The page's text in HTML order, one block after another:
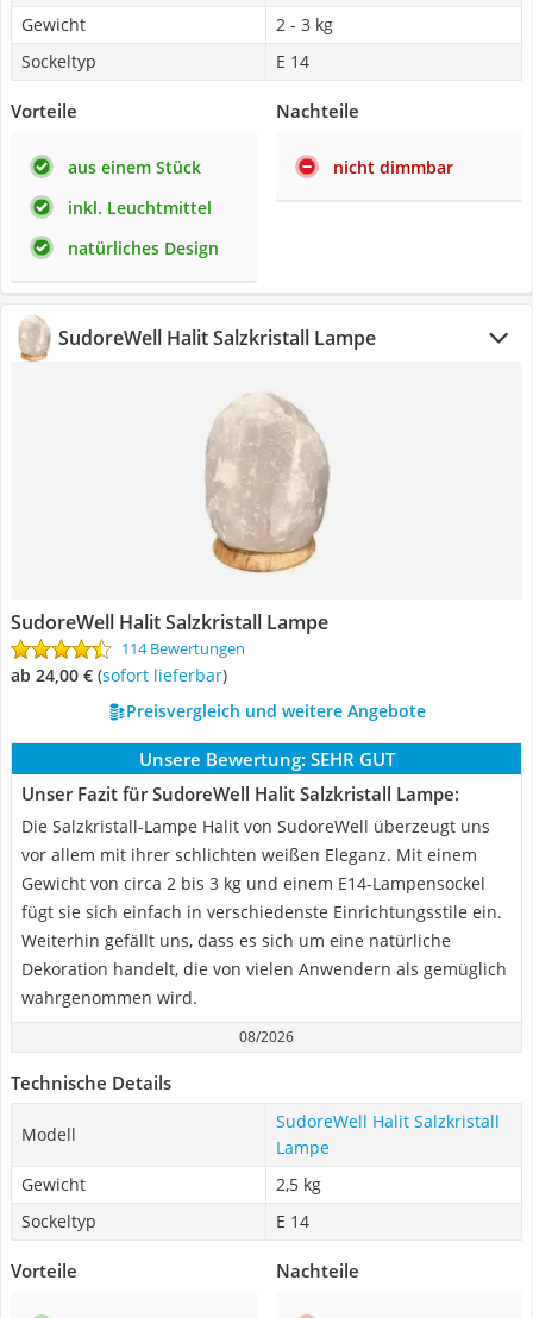
Gewicht
2 - 3 kg
Sockeltyp
E 14
Vorteile
aus einem Stück
inkl. Leuchtmittel
natürliches Design
Nachteile
nicht dimmbar
SudoreWell Halit Salzkristall Lampe
SudoreWell Halit Salzkristall Lampe
114 Bewertungen
ab 24,00 € ( Sofort lieferbar)
Preisvergleich und weitere Angebote
Unsere Bewertung: SEHR GUT
Unser Fazit für SudoreWell Halit Salzkristall Lampe:
Die Salzkristall-Lampe Halit von SudoreWell überzeugt uns
vor allem mit ihrer schlichten weißen Eleganz. Mit einem
Gewicht von circa 2 bis 3 kg und einem E14-Lampensockel
fügt sie sich einfach in verschiedenste Einrichtungsstile ein.
Weiterhin gefällt uns, dass es sich um eine natürliche
Dekoration handelt, die von vielen Anwendern als gemüglich
wahrgenommen wird.
08/2026
Technische Details
Modell
SudoreWell Halit Salzkristall
Lampe
Gewicht
2,5 kg
Sockeltyp
E 14
Vorteile Nachteile